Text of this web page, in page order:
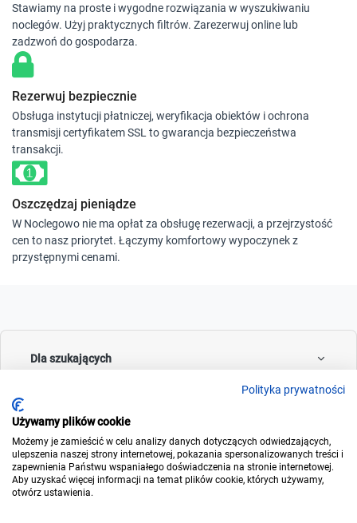
Stawiamy na proste i wygodne rozwiązania w wyszukiwaniu
noclegów. Użyj praktycznych filtrów. Zarezerwuj online lub
zadzwoń do gospodarza.
Rezerwuj bezpiecznie
Obsługa instytucji płatniczej, weryfikacja obiektów i ochrona
transmisji certyfikatem SSL to gwarancja bezpieczeństwa
transakcji.
Oszczędzaj pieniądze
W Noclegowo nie ma opłat za obsługę rezerwacji, a przejrzystość
cen to nasz priorytet. Łączymy komfortowy wypoczynek z
przystępnymi cenami.
Dla szukających
Polityka prywatności
Używamy plików cookie
Możemy je zamieścić w celu analizy danych dotyczących odwiedzających,
ulepszenia naszej strony internetowej, pokazania spersonalizowanych treści i
zapewnienia Państwu wspaniałego doświadczenia na stronie internetowej.
Aby uzyskać więcej informacji na temat plików cookie, których używamy,
otwórz ustawienia.